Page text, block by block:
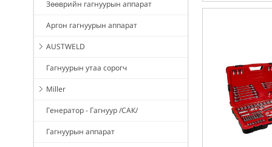
Зөөврийн гагнуурын аппарат
Аргон гагнуурын аппарат
AUSTWELD
Гагнуурын утаа сорогч
Miller
Генератор - Гагнуур /САК/
Гагнуурын аппарат